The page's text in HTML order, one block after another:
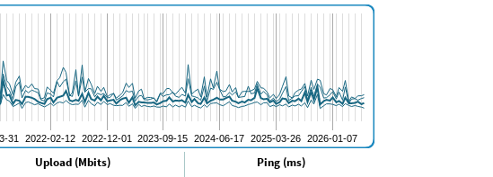
Upload (Mbits)
Ping (ms)